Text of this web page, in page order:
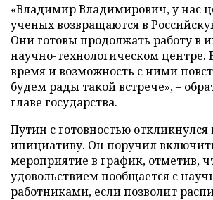
«Владимир Владимирович, у нас
ученых возвращаются в
Они готовы продолжать работу в
научно-технологическом центре.
время и возможность с ними
будем рады такой встрече», –
главе государства.
Путин с готовностью откликнулся
инициативу. Он поручил
мероприятие в график, отметив,
удовольствием пообщается с
работниками, если позволит